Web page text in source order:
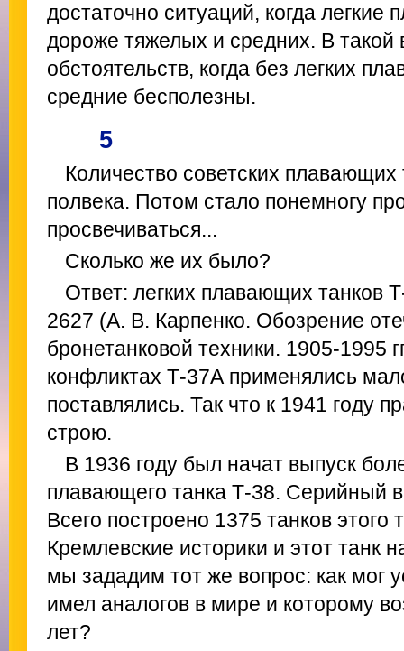
достаточно ситуаций, когда
дороже тяжелых и средних. В такой
обстоятельств, когда без легких
средние бесполезны.
5
Количество советских
полвека. Потом стало понемногу
просвечиваться...
Сколько же их было?
Ответ: легких плавающих танков
2627 (А. В. Карпенко. Обозрение
бронетанковой техники. 1905-1995
конфликтах Т-37А применялись
поставлялись. Так что к 1941 году
строю.
В 1936 году был начат выпуск
плавающего танка Т-38. Серийный
Всего построено 1375 танков
Кремлевские историки и этот танк
мы зададим тот же вопрос: как мог
имел аналогов в мире и которому
лет?